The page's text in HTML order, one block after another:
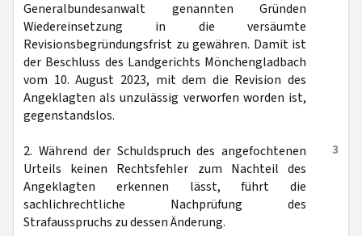
Generalbundesanwalt genannten Gründen
Wiedereinsetzung in die versäumte
Revisionsbegründungsfrist zu gewähren. Damit ist
der Beschluss des Landgerichts Mönchengladbach
vom 10. August 2023, mit dem die Revision des
Angeklagten als unzulässig verworfen worden ist,
gegenstandslos.
3
2. Während der Schuldspruch des angefochtenen
Urteils keinen Rechtsfehler zum Nachteil des
Angeklagten erkennen lässt, führt die
sachlichrechtliche Nachprüfung des
Strafausspruchs zu dessen Änderung.